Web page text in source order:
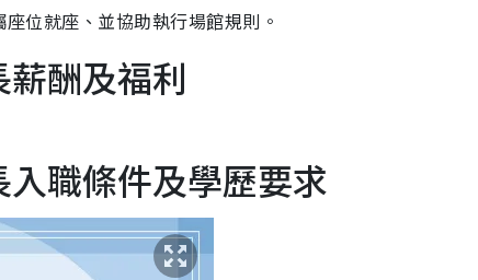
位就座、並協助執行場館規則。
酬及福利
職條件及學歷要求